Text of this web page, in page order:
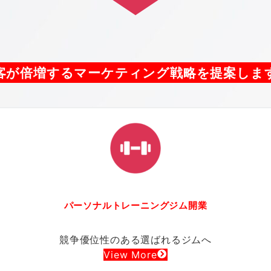
が倍増するマーケティング戦略を提案しま
パーソナルトレーニングジム開業
競争優位性のある選ばれるジムへ
View More